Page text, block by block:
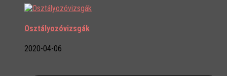
Osztályozóvizsgák
2020-04-06